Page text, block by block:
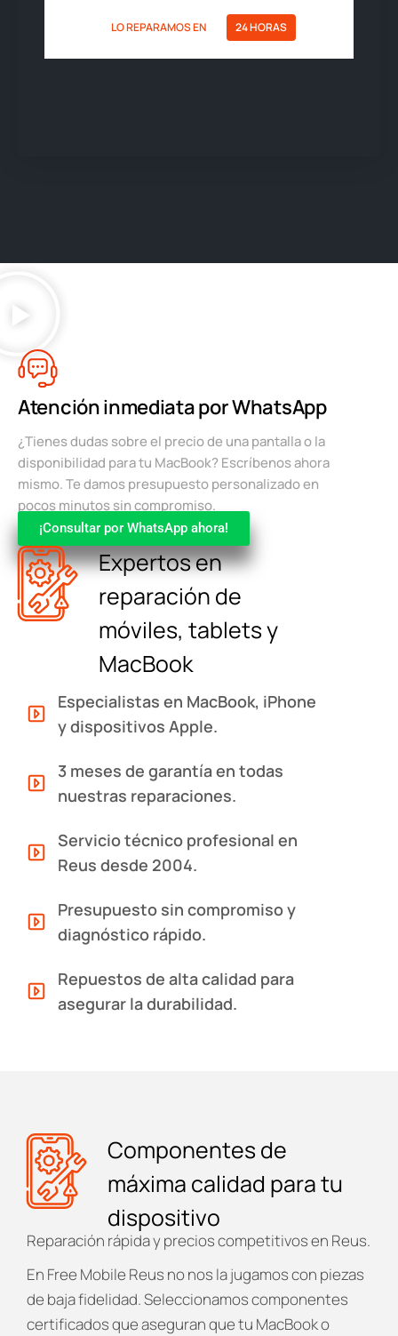
LO REPARAMOS EN 24 HORAS
Atención inmediata por WhatsApp
¿Tienes dudas sobre el precio de una pantalla o la
disponibilidad para tu MacBook? Escríbenos ahora
mismo. Te damos presupuesto personalizado en
pocos minutos sin compromiso.
¡Consultar por WhatsApp ahora!
Expertos en
reparación de
móviles, tablets y
MacBook
Especialistas en MacBook, iPhone
y dispositivos Apple.
3 meses de garantía en todas
nuestras reparaciones.
Servicio técnico profesional en
Reus desde 2004.
Presupuesto sin compromiso y
diagnóstico rápido.
Repuestos de alta calidad para
asegurar la durabilidad.
Componentes de
máxima calidad para tu
dispositivo
Reparación rápida y precios competitivos en Reus.
En Free Mobile Reus no nos la jugamos con piezas
de baja fidelidad. Seleccionamos componentes
certificados que aseguran que tu MacBook o